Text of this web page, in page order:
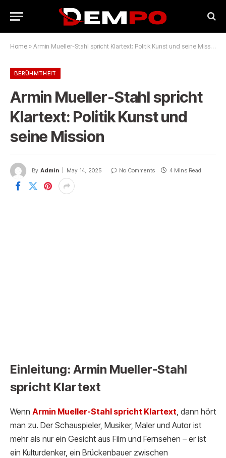
Home » Armin Mueller-Stahl spricht Klartext: Politik Kunst und seine Mission
BERÜHMTHEIT
Armin Mueller-Stahl spricht
Klartext: Politik Kunst und
seine Mission
By Admin May 14, 2025 No Comments 4 Mins Read
Einleitung: Armin Mueller-Stahl
spricht Klartext
Wenn Armin Mueller-Stahl spricht Klartext , dann hört
man zu. Der Schauspieler, Musiker, Maler und Autor ist
mehr als nur ein Gesicht aus Film und Fernsehen – er ist
ein Kulturdenker, ein Brückenbauer zwischen